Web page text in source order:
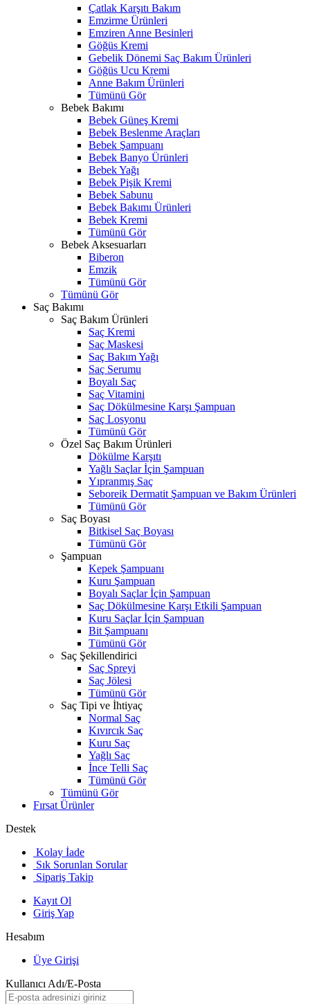
Çatlak Karşıtı Bakım
Emzirme Ürünleri
Emziren Anne Besinleri
Göğüs Kremi
Gebelik Dönemi Saç Bakım Ürünleri
Göğüs Ucu Kremi
Anne Bakım Ürünleri
Tümünü Gör
Bebek Bakımı
Bebek Güneş Kremi
Bebek Beslenme Araçları
Bebek Şampuanı
Bebek Banyo Ürünleri
Bebek Yağı
Bebek Pişik Kremi
Bebek Sabunu
Bebek Bakımı Ürünleri
Bebek Kremi
Tümünü Gör
Bebek Aksesuarları
Biberon
Emzik
Tümünü Gör
Tümünü Gör
Saç Bakımı
Saç Bakım Ürünleri
Saç Kremi
Saç Maskesi
Saç Bakım Yağı
Saç Serumu
Boyalı Saç
Saç Vitamini
Saç Dökülmesine Karşı Şampuan
Saç Losyonu
Tümünü Gör
Özel Saç Bakım Ürünleri
Dökülme Karşıtı
Yağlı Saçlar İçin Şampuan
Yıpranmış Saç
Seboreik Dermatit Şampuan ve Bakım Ürünleri
Tümünü Gör
Saç Boyası
Bitkisel Saç Boyası
Tümünü Gör
Şampuan
Kepek Şampuanı
Kuru Şampuan
Boyalı Saçlar İçin Şampuan
Saç Dökülmesine Karşı Etkili Şampuan
Kuru Saçlar İçin Şampuan
Bit Şampuanı
Tümünü Gör
Saç Şekillendirici
Saç Spreyi
Saç Jölesi
Tümünü Gör
Saç Tipi ve İhtiyaç
Normal Saç
Kıvırcık Saç
Kuru Saç
Yağlı Saç
İnce Telli Saç
Tümünü Gör
Tümünü Gör
Fırsat Ürünler
Destek
Kolay İade
Sık Sorunlan Sorular
Sipariş Takip
Kayıt Ol
Giriş Yap
Hesabım
Üye Girişi
Kullanıcı Adı/E-Posta